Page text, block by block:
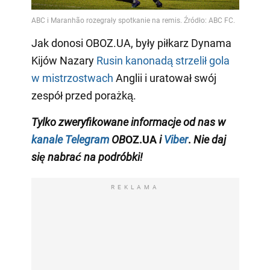
Jak donosi OBOZ.UA, były piłkarz Dynama
Kijów Nazary Rusin kanonadą strzelił gola
w mistrzostwach Anglii i uratował swój
zespół przed porażką.
Tylko zweryfikowane informacje od nas w
kanale TelegramOBOZ.UAiViber. Nie daj
się nabrać na podróbki!
REKLAMA